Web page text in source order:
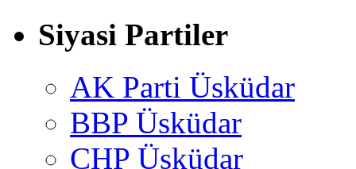
Siyasi Partiler
AK Parti Üsküdar
BBP Üsküdar
CHP Üsküdar